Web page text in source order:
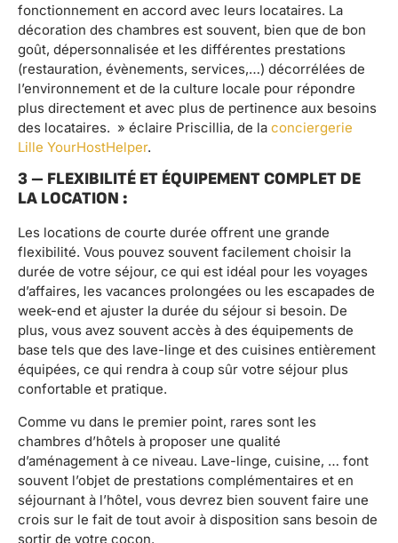
fonctionnement en accord avec leurs locataires. La
décoration des chambres est souvent, bien que de bon
goût, dépersonnalisée et les différentes prestations
(restauration, évènements, services,…) décorrélées de
l’environnement et de la culture locale pour répondre
plus directement et avec plus de pertinence aux besoins
des locataires. » éclaire Priscillia, de la conciergerie
Lille YourHostHelper.
3 – FLEXIBILITÉ ET ÉQUIPEMENT COMPLET DE
LA LOCATION :
Les locations de courte durée offrent une grande
flexibilité. Vous pouvez souvent facilement choisir la
durée de votre séjour, ce qui est idéal pour les voyages
d’affaires, les vacances prolongées ou les escapades de
week-end et ajuster la durée du séjour si besoin. De
plus, vous avez souvent accès à des équipements de
base tels que des lave-linge et des cuisines entièrement
équipées, ce qui rendra à coup sûr votre séjour plus
confortable et pratique.
Comme vu dans le premier point, rares sont les
chambres d’hôtels à proposer une qualité
d’aménagement à ce niveau. Lave-linge, cuisine, … font
souvent l’objet de prestations complémentaires et en
séjournant à l’hôtel, vous devrez bien souvent faire une
crois sur le fait de tout avoir à disposition sans besoin de
sortir de votre cocon.